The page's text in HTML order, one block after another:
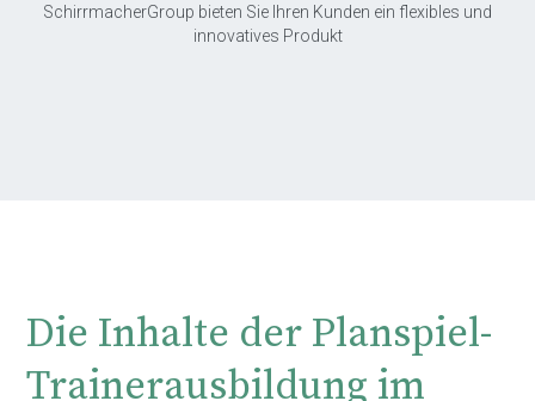
SchirrmacherGroup bieten Sie Ihren Kunden ein flexibles und
innovatives Produkt
Die Inhalte der Planspiel-
Trainerausbildung im